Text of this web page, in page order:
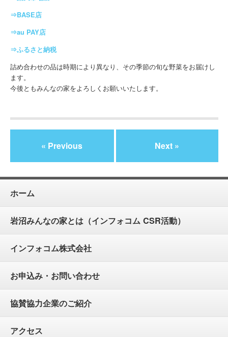
⇒BASE店
⇒au PAY店
⇒ふるさと納税
詰め合わせの品は時期により異なり、その季節の旬な野菜をお届けし
ます。
今後ともみんなの家をよろしくお願いいたします。
« Previous Next »
ホーム
岩沼みんなの家とは（インフォコム CSR活動）
インフォコム株式会社
お申込み・お問い合わせ
協賛協力企業のご紹介
アクセス